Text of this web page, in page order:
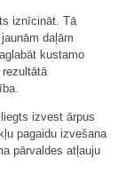
iznīcināt. Tā
daļām
kustamo
izvest ārpus
pagaidu izvešana
pārvaldes atļauju